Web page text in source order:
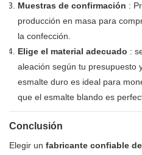
Muestras de confirmación :
producción en masa para
la confección.
Elige el material adecuado :
aleación según tu presupuesto
esmalte duro es ideal para
que el esmalte blando es
Conclusión
Elegir un fabricante confiable